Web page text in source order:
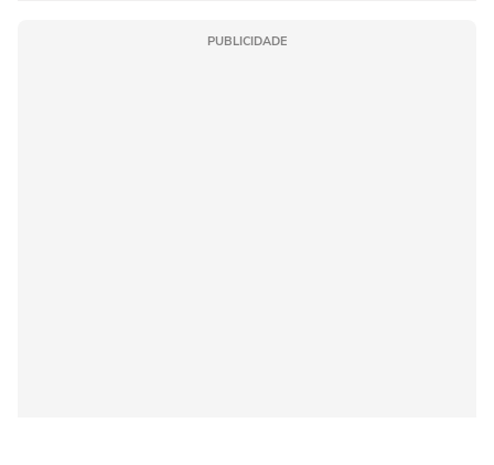
PUBLICIDADE